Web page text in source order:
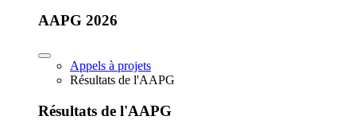
AAPG 2026
Appels à projets
Résultats de l'AAPG
Résultats de l'AAPG